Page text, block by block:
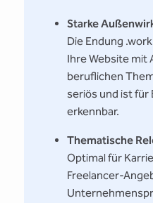
Starke
Die Endung
Ihre Website mit
beruflichen
seriös und ist
erkennbar.
Thematische
Optimal für
Freelancer-